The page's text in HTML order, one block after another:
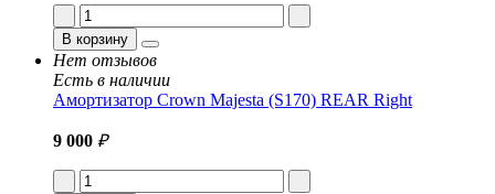
В корзину
Нет отзывов
Есть в наличии
Амортизатор Crown Majesta (S170) REAR Right
9 000 ₽